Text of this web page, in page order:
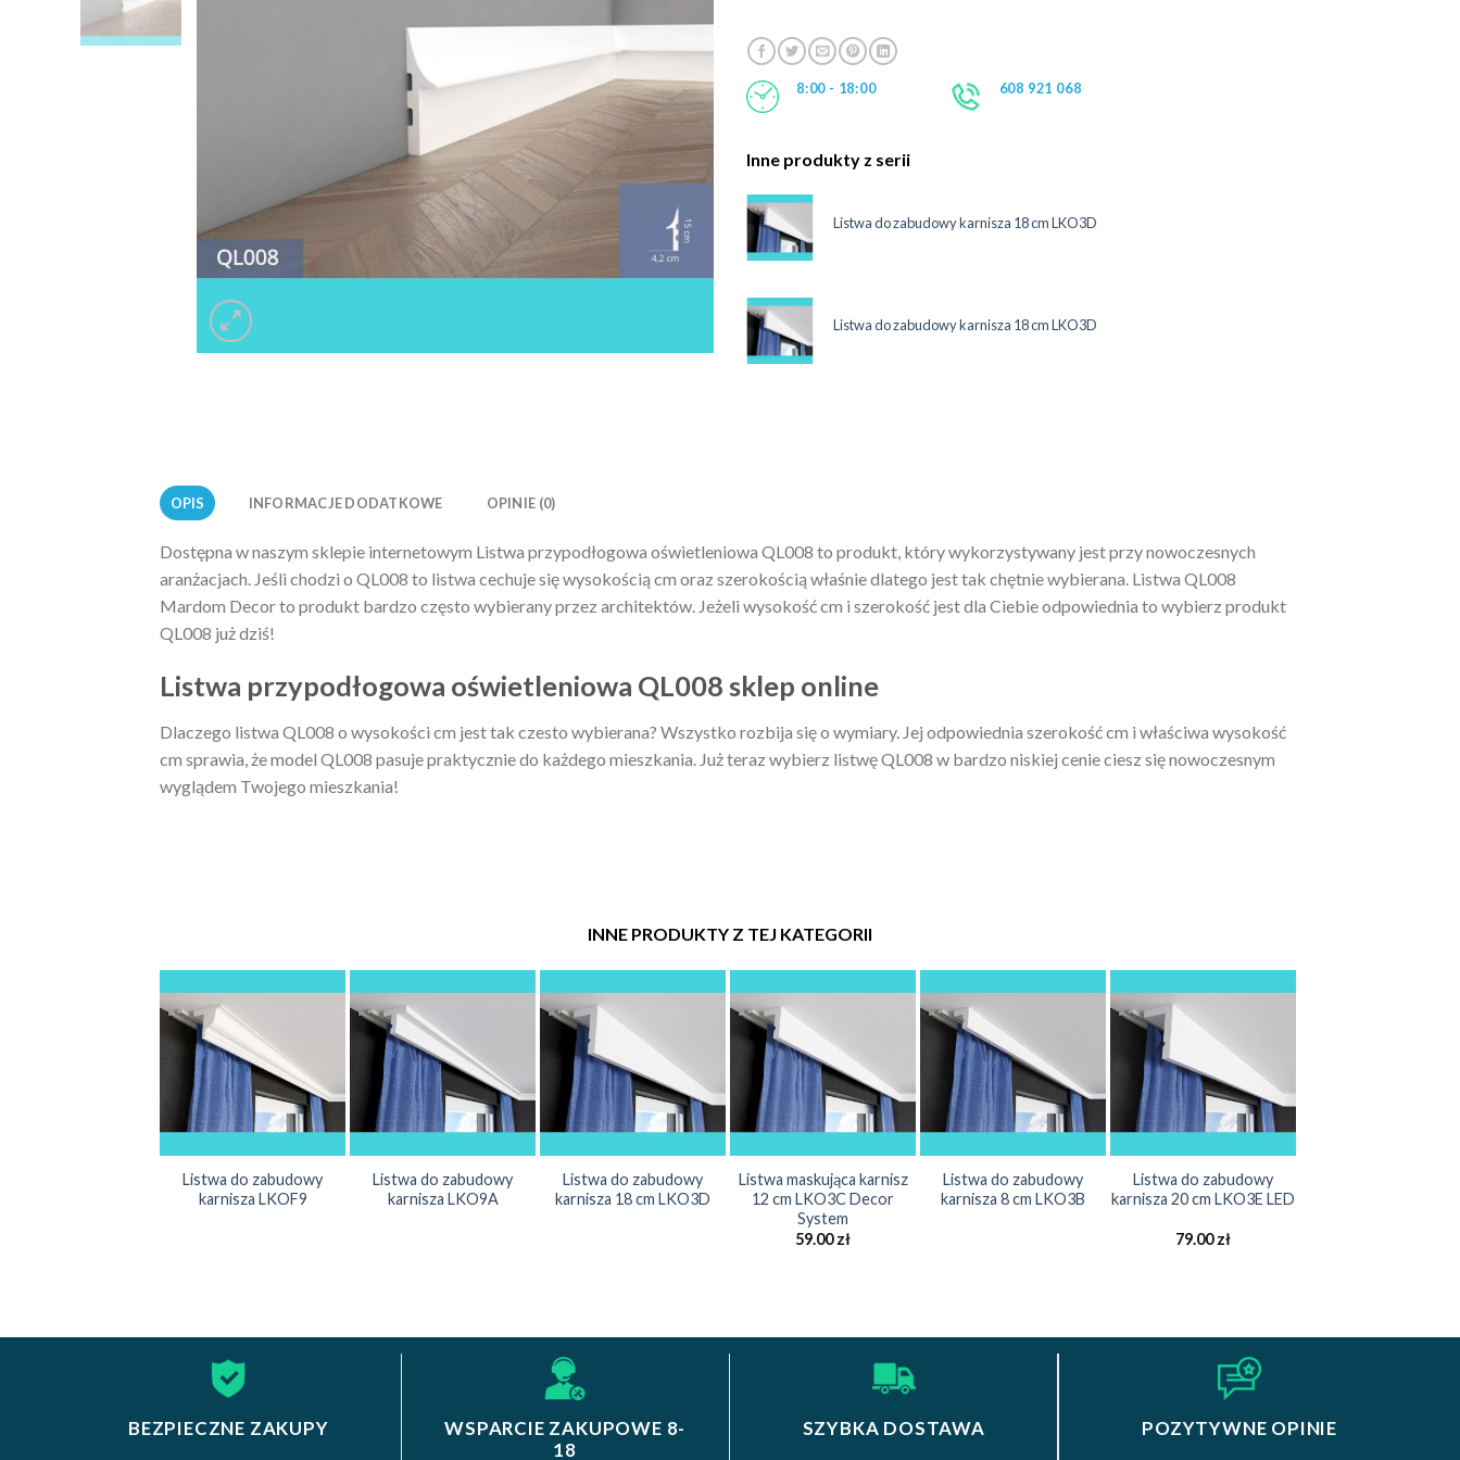
8:00 - 18:00 608 921 068
Inne produkty z serii
Listwa do zabudowy karnisza 18 cm LKO3D
Listwa do zabudowy karnisza LKO9A
Listwa maskująca karnisz 12 cm LKO3C
Decor System
59.00
Listwa do zabudowy karnisza 18 cm LKO3D
Listwa do zabudowy karnisza LKO9A
59.00zł
OPIS INFORMACJE DODATKOWE OPINIE (0)
Dostępna w naszym sklepie internetowym Listwa przypodłogowa oświetleniowa QL008 to produkt, który wykorzystywany jest przy nowoczesnych
aranżacjach. Jeśli chodzi o QL008 to listwa cechuje się wysokością cm oraz szerokością właśnie dlatego jest tak chętnie wybierana. Listwa QL008
Mardom Decor to produkt bardzo często wybierany przez architektów. Jeżeli wysokość cm i szerokość jest dla Ciebie odpowiednia to wybierz produkt
QL008 już dziś!
Listwa przypodłogowa oświetleniowa QL008 sklep online
Dlaczego listwa QL008 o wysokości cm jest tak czesto wybierana? Wszystko rozbija się o wymiary. Jej odpowiednia szerokość cm i właściwa wysokość
cm sprawia, że model QL008 pasuje praktycznie do każdego mieszkania. Już teraz wybierz listwę QL008 w bardzo niskiej cenie ciesz się nowoczesnym
wyglądem Twojego mieszkania!
INNE PRODUKTY Z TEJ KATEGORII
Listwa do zabudowy
karnisza LKOF9
Listwa do zabudowy
karnisza LKO9A
Listwa do zabudowy
karnisza 18 cm LKO3D
Listwa maskująca karnisz
12 cm LKO3C Decor
System
59.00zł
Listwa do zabudowy
karnisza 8 cm LKO3B
Listwa do zabudowy
karnisza 20 cm LKO3E LED
79.00zł
BEZPIECZNE ZAKUPY
WSPARCIE ZAKUPOWE 8-
18
SZYBKA DOSTAWA POZYTYWNE OPINIE